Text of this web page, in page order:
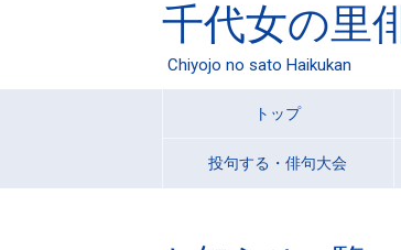
千代女の里
Chiyojo no sato Haikukan
トップ
投句する・俳句大会